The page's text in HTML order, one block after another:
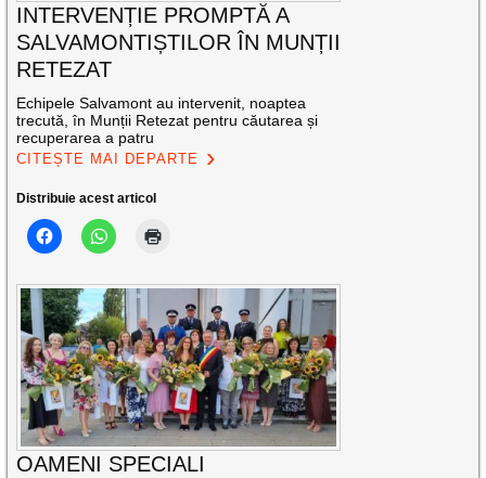
INTERVENȚIE PROMPTĂ A
SALVAMONTIȘTILOR ÎN MUNȚII
RETEZAT
Echipele Salvamont au intervenit, noaptea
trecută, în Munții Retezat pentru căutarea și
recuperarea a patru
CITEȘTE MAI DEPARTE
Distribuie acest articol
OAMENI SPECIALI